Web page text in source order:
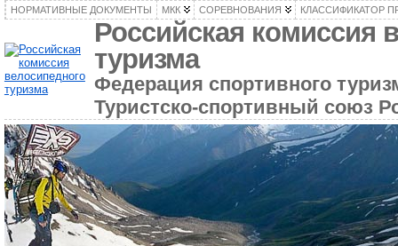
НОРМАТИВНЫЕ ДОКУМЕНТЫ МКК СОРЕВНОВАНИЯ КЛАССИФИКАТОР
Российская комиссия
туризма
Федерация спортивного
Туристско-спортивный союз